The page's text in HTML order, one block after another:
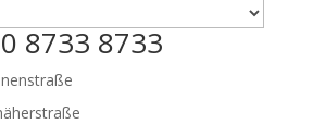
8733 8733